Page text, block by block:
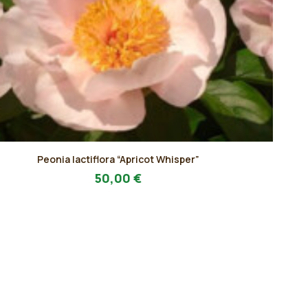
Peonia lactiflora “Apricot Whisper”
50,00 €